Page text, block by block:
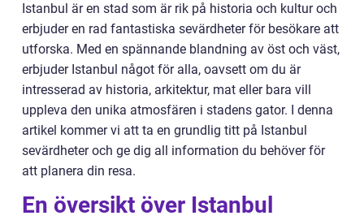
Istanbul är en stad som är rik på historia och kultur och
erbjuder en rad fantastiska sevärdheter för besökare att
utforska. Med en spännande blandning av öst och väst,
erbjuder Istanbul något för alla, oavsett om du är
intresserad av historia, arkitektur, mat eller bara vill
uppleva den unika atmosfären i stadens gator. I denna
artikel kommer vi att ta en grundlig titt på Istanbul
sevärdheter och ge dig all information du behöver för
att planera din resa.
En översikt över Istanbul